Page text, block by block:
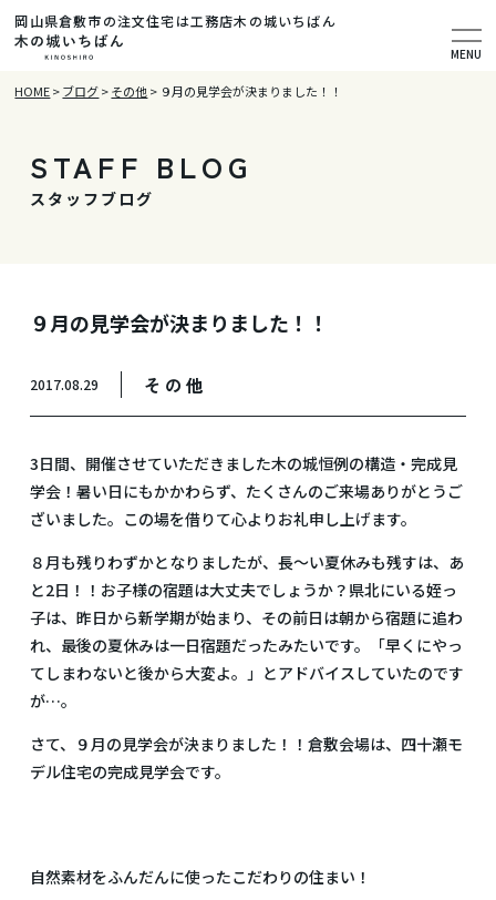
岡山県倉敷市の注文住宅は工務店木の城いちばん
MENU
HOME>ブログ>その他 > ９月の見学会が決まりました！！
STAFF BLOG
スタッフブログ
９月の見学会が決まりました！！
2017.08.29 その他
3日間、開催させていただきました木の城恒例の構造・完成見
学会！暑い日にもかかわらず、たくさんのご来場ありがとうご
ざいました。この場を借りて心よりお礼申し上げます。
８月も残りわずかとなりましたが、長～い夏休みも残すは、あ
と2日！！お子様の宿題は大丈夫でしょうか？県北にいる姪っ
子は、昨日から新学期が始まり、その前日は朝から宿題に追わ
れ、最後の夏休みは一日宿題だったみたいです。「早くにやっ
てしまわないと後から大変よ。」とアドバイスしていたのです
が…。
さて、９月の見学会が決まりました！！倉敷会場は、四十瀬モ
デル住宅の完成見学会です。
自然素材をふんだんに使ったこだわりの住まい！